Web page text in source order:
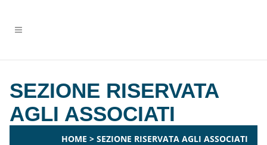
SEZIONE RISERVATA
AGLI ASSOCIATI
HOME > SEZIONE RISERVATA AGLI ASSOCIATI